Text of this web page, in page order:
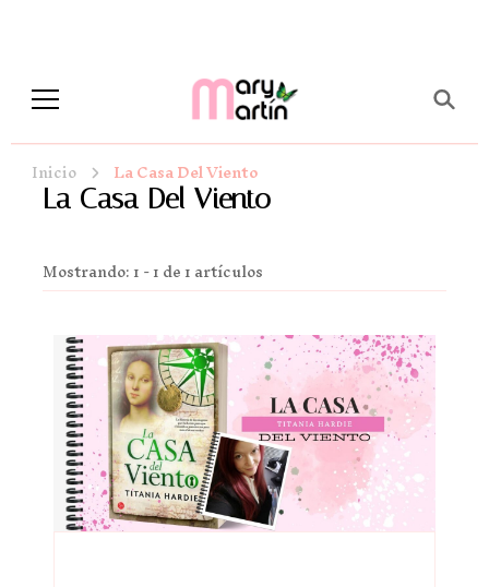
Novela Romántica y Lifestyle
Inicio La Casa Del Viento
La Casa Del Viento
Mostrando: 1 - 1 de 1 artículos